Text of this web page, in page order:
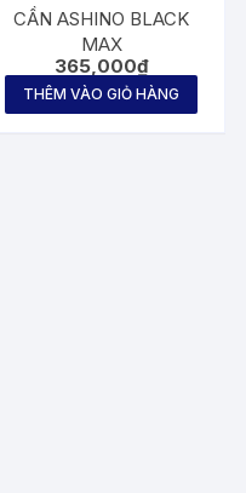
CẦN ASHINO BLACK
MAX
365,000₫
THÊM VÀO GIỎ HÀNG